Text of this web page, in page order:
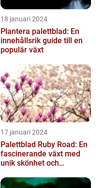
18 januari 2024
Plantera palettblad: En
innehållsrik guide till en
populär växt
17 januari 2024
Palettblad Ruby Road: En
fascinerande växt med
unik skönhet och